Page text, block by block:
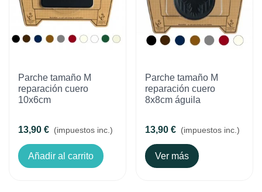
Parche tamaño M
reparación cuero
10x6cm
13,90 € (impuestos inc.)
Añadir al carrito
Parche tamaño M
reparación cuero
8x8cm águila
13,90 € (impuestos inc.)
Ver más